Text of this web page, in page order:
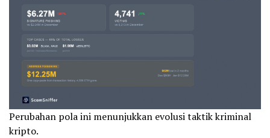
Perubahan pola ini menunjukkan evolusi taktik kriminal
kripto.